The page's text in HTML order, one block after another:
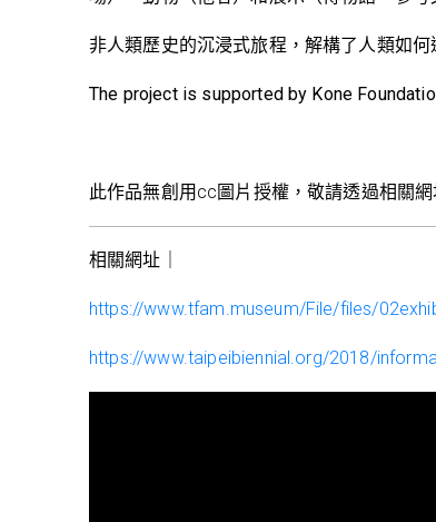
非人類歷史的沉浸式旅程，解構了人類如
The project is supported by Kone
此作品無創用cc圖片授權，敬請透過相關
相關網址｜
https://www.tfam.museum/File/files/
https://www.taipeibiennial.org/2018/